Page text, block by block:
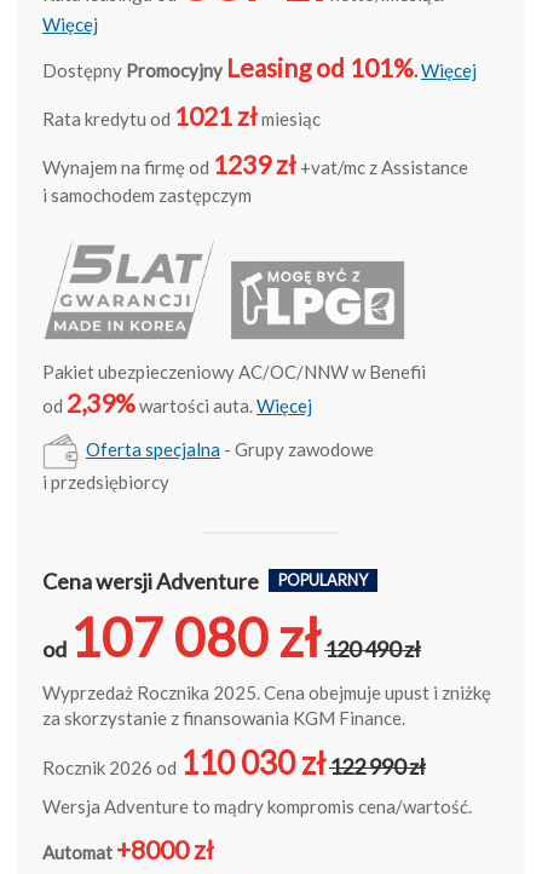
Więcej
Dostępny Promocyjny Leasing od 101%.Więcej
Rata kredytu od 1021 złmiesiąc
Wynajem na firmę od 1239 zł +vat/mc z Assistance
i samochodem zastępczym
Pakiet ubezpieczeniowy AC/OC/NNW w Benefii
od 2,39%wartości auta.Więcej
Oferta specjalna - Grupy zawodowe
i przedsiębiorcy
Cena wersji Adventure POPULARNY
od 107 080 zł120 490 zł
Wyprzedaż Rocznika 2025. Cena obejmuje upust i zniżkę
za skorzystanie z finansowania KGM Finance.
Rocznik 2026 od 110 030 zł122 990 zł
Wersja Adventure to mądry kompromis cena/wartość.
Automat +8000 zł